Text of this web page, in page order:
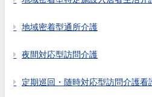
地域密着型通所介護
夜間対応型訪問介護
定期巡回・随時対応型訪問介護看